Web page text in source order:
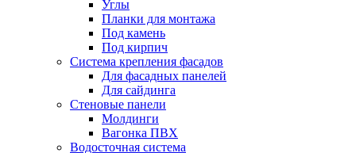
Углы
Планки для монтажа
Под камень
Под кирпич
Система крепления фасадов
Для фасадных панелей
Для сайдинга
Стеновые панели
Молдинги
Вагонка ПВХ
Водосточная система